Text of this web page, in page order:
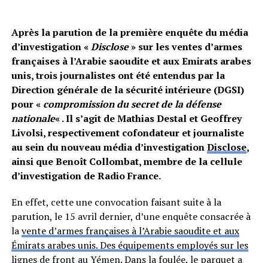
Après la parution de la première enquête du média
d’investigation «Disclose» sur les ventes d’armes
françaises à l’Arabie saoudite et aux Emirats arabes
unis, trois journalistes ont été entendus par la
Direction générale de la sécurité intérieure (DGSI)
pour « compromission du secret de la défense
nationale« . Il s’agit de Mathias Destal et Geoffrey
Livolsi, respectivement cofondateur et journaliste
au sein du nouveau média d’investigationDisclose,
ainsi que Benoît Collombat, membre de la cellule
d’investigation de Radio France.
En effet, cette une convocation faisant suite à la
parution, le 15 avril dernier, d’une enquête consacrée à
lavente d’armes françaises à l’Arabie saoudite et aux
Émirats arabes unis. Des équipements employés sur les
lignes de front au Yémen. Dans la foulée, le parquet a